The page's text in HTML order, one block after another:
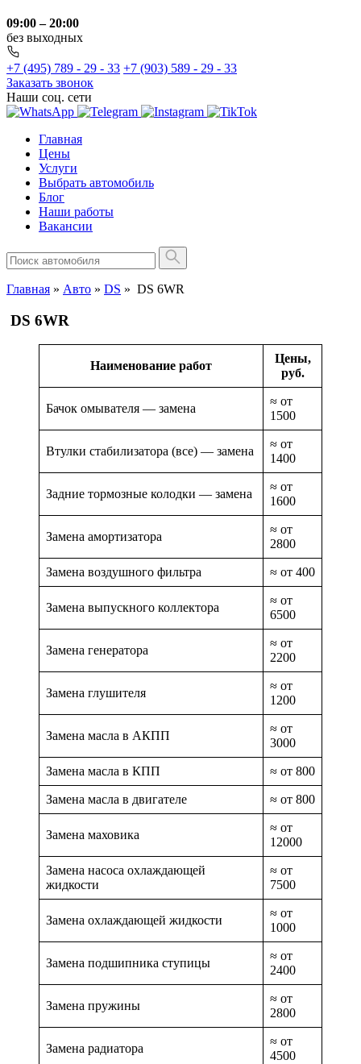
09:00 – 20:00
без выходных
+7 (495) 789 - 29 - 33 +7 (903) 589 - 29 - 33
Заказать звонок
Наши соц. сети
Главная
Цены
Услуги
Выбрать автомобиль
Блог
Наши работы
Вакансии
Главная » Авто » DS » DS 6WR
DS 6WR
Наименование работ
Цены,
руб.
Бачок омывателя — замена
≈ от
1500
Втулки стабилизатора (все) — замена
≈ от
1400
Задние тормозные колодки — замена
≈ от
1600
Замена амортизатора
≈ от
2800
Замена воздушного фильтра ≈ от 400
Замена выпускного коллектора
≈ от
6500
Замена генератора
≈ от
2200
Замена глушителя
≈ от
1200
Замена масла в АКПП
≈ от
3000
Замена масла в КПП ≈ от 800
Замена масла в двигателе ≈ от 800
Замена маховика
≈ от
12000
Замена насоса охлаждающей
жидкости
≈ от
7500
Замена охлаждающей жидкости
≈ от
1000
Замена подшипника ступицы
≈ от
2400
Замена пружины
≈ от
2800
Замена радиатора
≈ от
4500